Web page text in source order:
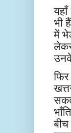
भी
में